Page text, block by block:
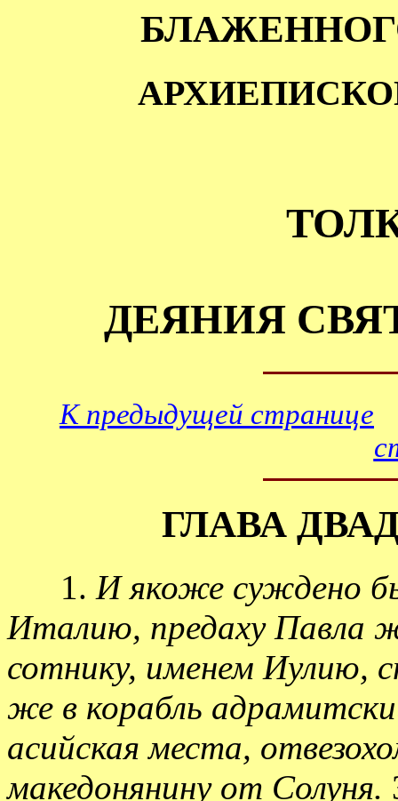
ДЕЯНИЯ
К предыдущей странице
ГЛАВА
1. И якоже суждено
Италию, предаху Павла
сотнику, именем Иулию,
же в корабль
асийская места,
македонянину от Солуня.